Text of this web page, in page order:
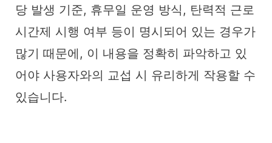
당 발생 기준, 휴무일 운영 방식, 탄력적 근로
시간제 시행 여부 등이 명시되어 있는 경우가
많기 때문에, 이 내용을 정확히 파악하고 있
어야 사용자와의 교섭 시 유리하게 작용할 수
있습니다.